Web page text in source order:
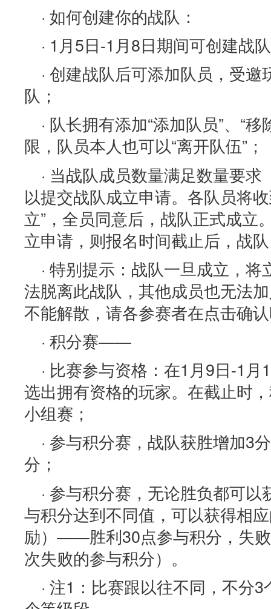
· 如何创建你的战队：
· 1月5日-1月8日期间可创建战队
· 创建战队后可添加队员，受
队；
· 队长拥有添加“添加队员”、“
限，队员本人也可以“离开队伍”；
· 当战队成员数量满足数量要
以提交战队成立申请。各队员将
立”，全员同意后，战队正式成立
立申请，则报名时间截止后，战
· 特别提示：战队一旦成立，
法脱离此战队，其他成员也无法
不能解散，请各参赛者在点击确
· 积分赛——
· 比赛参与资格：在1月9日-1
选出拥有资格的玩家。在截止时
小组赛；
· 参与积分赛，战队获胜增加3
分；
· 参与积分赛，无论胜负都可
与积分达到不同值，可以获得相
励）——胜利30点参与积分，失
次失败的参与积分）。
· 注1：比赛跟以往不同，不分